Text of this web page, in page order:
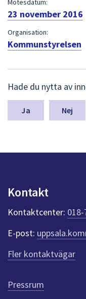
Mötesdatum:
23 november 2016
Organisation:
Kommunstyrelsen
ä
m
a
n
k
t
e
r
f
ö
r
e
n
Hade du nytta av
Nej
Kontakt
Kontaktcenter:
E-post:
Fler kontaktvägar
Pressrum